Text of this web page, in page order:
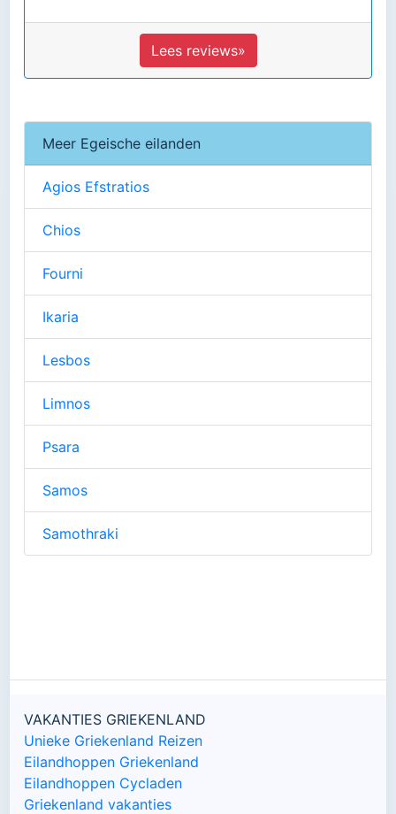
Lees reviews»
Meer Egeische eilanden
Agios Efstratios
Chios
Fourni
Ikaria
Lesbos
Limnos
Psara
Samos
Samothraki
VAKANTIES GRIEKENLAND
Unieke Griekenland Reizen
Eilandhoppen Griekenland
Eilandhoppen Cycladen
Griekenland vakanties